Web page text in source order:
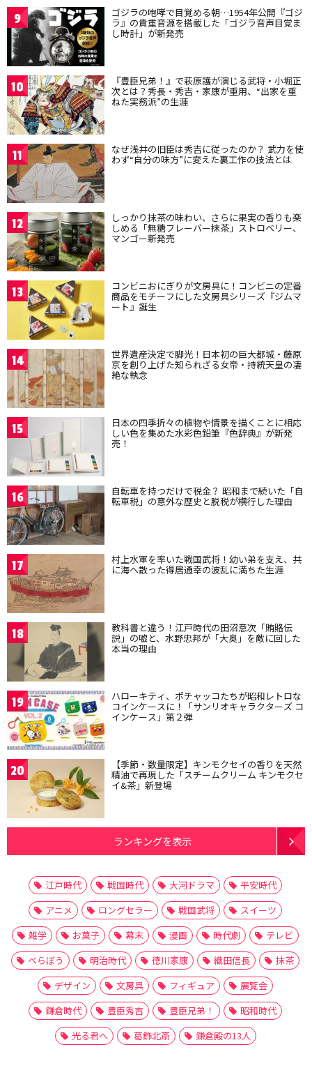
9 ゴジラの咆哮で目覚める朝…1954年公開『ゴジ
ラ』の貴重音源を搭載した「ゴジラ音声目覚ま
し時計」が新発売
10 『豊臣兄弟！』で萩原護が演じる武将・小堀正
次とは？秀長・秀吉・家康が重用、“出家を重
ねた実務派”の生涯
11 なぜ浅井の旧臣は秀吉に従ったのか？ 武力を使
わず“自分の味方”に変えた裏工作の技法とは
12 しっかり抹茶の味わい、さらに果実の香りも楽
しめる「無糖フレーバー抹茶」ストロベリー、
マンゴー新発売
13 コンビニおにぎりが文房具に！コンビニの定番
商品をモチーフにした文房具シリーズ『ジムマ
ート』誕生
14 世界遺産決定で脚光！日本初の巨大都城・藤原
京を創り上げた知られざる女帝・持統天皇の凄
絶な執念
15 日本の四季折々の植物や情景を描くことに相応
しい色を集めた水彩色鉛筆『色辞典』が新発
売！
16 自転車を持つだけで税金？ 昭和まで続いた「自
転車税」の意外な歴史と脱税が横行した理由
17 村上水軍を率いた戦国武将！幼い弟を支え、共
に海へ散った得居通幸の波乱に満ちた生涯
18 教科書と違う！江戸時代の田沼意次「賄賂伝
説」の嘘と、水野忠邦が「大奥」を敵に回した
本当の理由
19 ハローキティ、ポチャッコたちが昭和レトロな
コインケースに！「サンリオキャラクターズ コ
インケース」第２弾
20 【季節・数量限定】キンモクセイの香りを天然
精油で再現した「スチームクリーム キンモクセ
イ&茶」新登場
ランキングを表示
江戸時代 戦国時代 大河ドラマ
平安時代
アニメ
ロングセラー 戦国武将
スイーツ
雑学
お菓子 幕末 漫画 時代劇
テレビ
べらぼう
明治時代 徳川家康 織田信長
抹茶
デザイン
文房具 フィギュア
展覧会
鎌倉時代
豊臣秀吉 豊臣兄弟！
昭和時代
光る君へ
葛飾北斎 鎌倉殿の13人